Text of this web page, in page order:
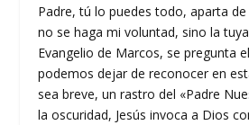
Padre, tú lo puedes todo, aparta
no se haga mi voluntad, sino la
Evangelio de Marcos, se pregunta
podemos dejar de reconocer en
sea breve, un rastro del «Padre
la oscuridad, Jesús invoca a Dios